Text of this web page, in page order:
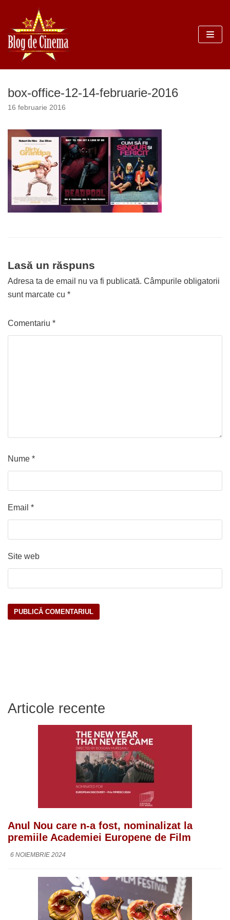
Sari
la
conținut
box-office-12-14-februarie-2016
16 februarie 2016
Lasă un răspuns
Adresa ta de email nu va fi publicată. Câmpurile obligatorii
sunt marcate cu *
Comentariu *
Nume *
Email *
Site web
Articole recente
Anul Nou care n-a fost, nominalizat la
premiile Academiei Europene de Film
6 NOIEMBRIE 2024